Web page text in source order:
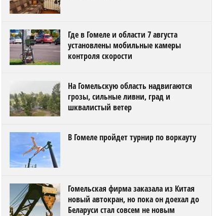
Где в Гомеле и области 7 августа
установлены мобильные камеры
контроля скорости
На Гомельскую область надвигаются
грозы, сильные ливни, град и
шквалистый ветер
В Гомеле пройдет турнир по воркауту
Гомельская фирма заказала из Китая
новый автокран, но пока он доехал до
Беларуси стал совсем не новым